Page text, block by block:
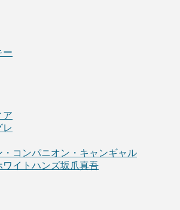
ー
ア
レ
・コンパニオン・キャンギャル
イトハンズ坂爪真吾